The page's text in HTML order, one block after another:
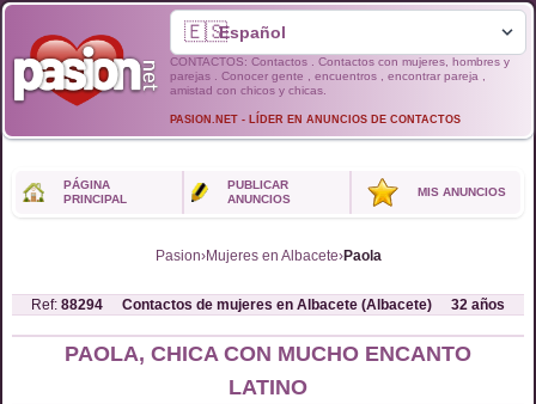
🇪🇸
CONTACTOS: Contactos . Contactos con mujeres, hombres y
parejas . Conocer gente , encuentros , encontrar pareja ,
amistad con chicos y chicas.
PASION.NET - LÍDER EN ANUNCIOS DE CONTACTOS
PÁGINA
PRINCIPAL
PUBLICAR
ANUNCIOS
MIS ANUNCIOS
Pasion›Mujeres en Albacete›Paola
Ref: 88294 Contactos de mujeres en Albacete (Albacete) 32 años
PAOLA, CHICA CON MUCHO ENCANTO
LATINO